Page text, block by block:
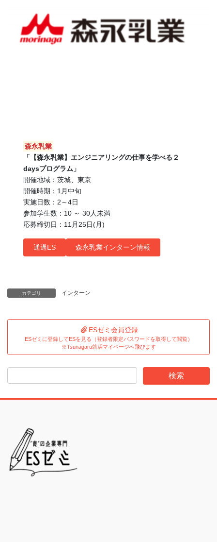
森永乳業
「【森永乳業】エンジニアリングの仕事を学べる２
daysプログラム」
開催地域：茨城、東京
開催時期：1月中旬
実施日数：2～4日
参加学生数：10 ～ 30人未満
応募締切日：11月25日(月)
通過ES 森永乳業インターン情報
カテゴリ インターン
ESゼミ会員登録
ESゼミに登録してESを見る（登録者限定パスワードを取得して閲覧）
※Tsunagaru就活マイページへ飛びます